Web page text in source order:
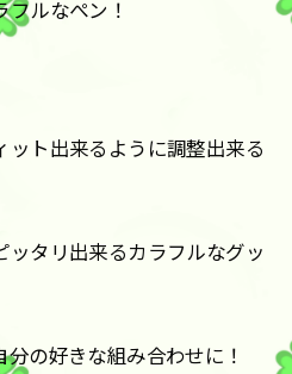
フルなぺン！
ット出来るように調整出来る
ッタリ出来るカラフルなグッ
の好きな組み合わせに！